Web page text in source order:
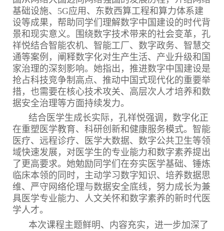
基础设施、 5G应用、东数西算工程和算力体系建
设等成果，帮助同学们理解数字中国建设的时代背
景和现实意义。围绕数字技术带来的社会变革，孔
祥悦结合智能农机、智能工厂、数字政务、智慧交
通等案例，阐释数字化对生产生活、产业升级和国
家治理的深刻影响。她指出，推进数字中国建设是
抢占科技竞争制高点、推动中国式现代化的重要举
措，也需要在核心技术攻关、高层次人才培养和数
据安全治理等方面持续发力。
结合医学生成长实际，孔祥悦强调，数字化正
在重塑医学教育、科研创新和健康服务模式。智能
医疗、远程诊疗、医学大数据、数字公共卫生等领
域快速发展，对医学生的专业能力和数字素养提出
了更高要求。她勉励同学们在夯实医学基础、锤炼
临床本领的同时，主动学习数字知识、培养数据思
维、严守网络伦理与数据安全底线，努力成长为兼
具医学专业能力、人文关怀和数字素养的新时代医
学人才。
本次课程主题鲜明、内容充实，进一步加深了